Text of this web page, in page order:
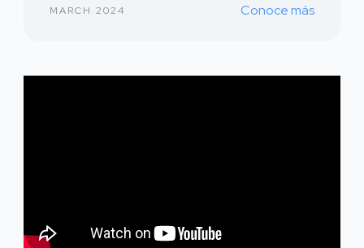
MARCH 2024 Conoce más